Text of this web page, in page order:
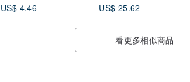
US$ 4.46
US$ 25.62
看更多相似商品